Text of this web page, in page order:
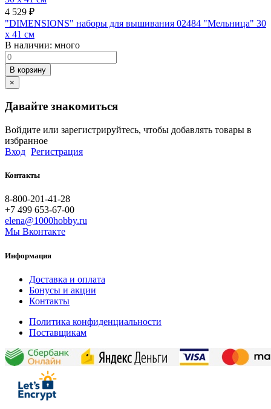
4 529 ₽
"DIMENSIONS" наборы для вышивания 02484 "Мельница" 30
x 41 см
В наличии: много
В корзину
×
Давайте знакомиться
Войдите или зарегистрируйтесь, чтобы добавлять товары в
избранное
Вход Регистрация
Контакты
8-800-201-41-28
+7 499 653-67-00
elena@1000hobby.ru
Мы Вконтакте
Информация
Доставка и оплата
Бонусы и акции
Контакты
Политика конфиденциальности
Поставщикам